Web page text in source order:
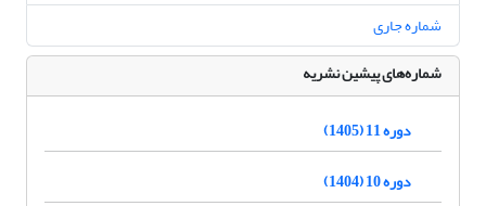
شماره جاری
شماره‌های پیشین نشریه
دوره 11 (1405)
دوره 10 (1404)